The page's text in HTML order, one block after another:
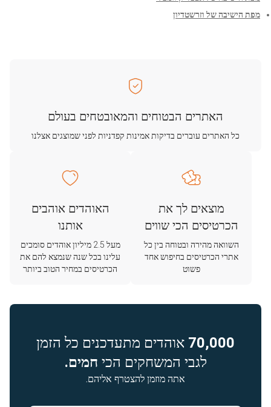
מפת הישיבה של וזרשטדיון
האתרים הבטוחים והמאובטחים בעולם
כל האתרים עוברים בדיקות אמינות קפדניות לפני שמוצגים אצלנו
מוצאים לך את
הכרטיסים הכי שווים
השוואה מהירה ובטוחה בין כל
אתרי הכרטיסים בחיפוש אחד
פשוט
האוהדים אוהבים
אותנו
מעל 2.5 מיליון אוהדים סומכים
עלינו בכל שנה שנמצא להם את
הכרטיסים במחיר הטוב ביותר
70,000 אוהדים מתעדכנים כל הזמן
לגבי המשחקים הכי חמים.
אתה מוזמן להצטרף אליהם.